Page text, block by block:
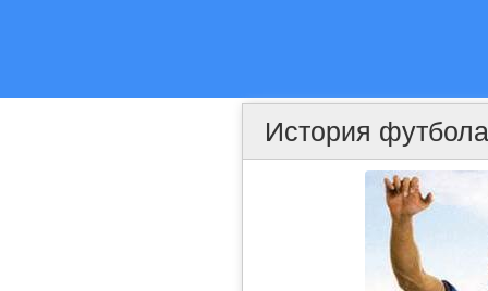
История футбола